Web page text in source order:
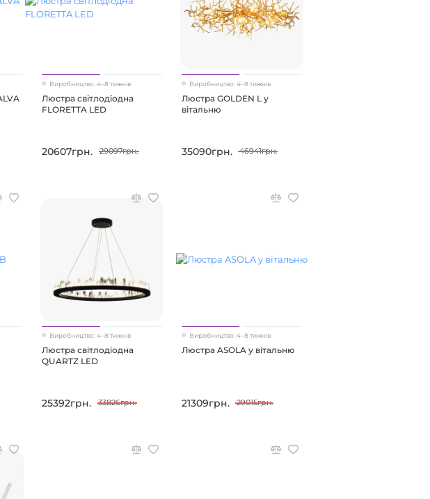
Виробництво: 4–8 тижнів
Люстра світлодіодна
FLORETTA LED
20607грн. 29097грн.
Виробництво: 4–8 тижнів
Люстра GOLDEN L у
вітальню
35090грн. 46941грн.
Виробництво: 4–8 тижнів
Люстра світлодіодна
QUARTZ LED
25392грн. 33826грн.
Виробництво: 4–8 тижнів
Люстра ASOLA у вітальню
21309грн. 29015грн.